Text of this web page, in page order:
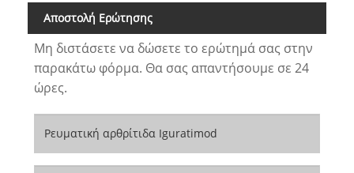
Αποστολή Ερώτησης
Μη διστάσετε να δώσετε το ερώτημά σας στην
παρακάτω φόρμα. Θα σας απαντήσουμε σε 24
ώρες.